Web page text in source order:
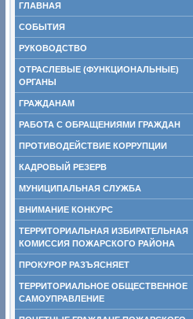
ГЛАВНАЯ
СОБЫТИЯ
РУКОВОДСТВО
ОТРАСЛЕВЫЕ (ФУНКЦИОНАЛЬНЫЕ)
ОРГАНЫ
ГРАЖДАНАМ
РАБОТА С ОБРАЩЕНИЯМИ ГРАЖДАН
ПРОТИВОДЕЙСТВИЕ КОРРУПЦИИ
КАДРОВЫЙ РЕЗЕРВ
МУНИЦИПАЛЬНАЯ СЛУЖБА
ВНИМАНИЕ КОНКУРС
ТЕРРИТОРИАЛЬНАЯ ИЗБИРАТЕЛЬНАЯ
КОМИССИЯ ПОЖАРСКОГО РАЙОНА
ПРОКУРОР РАЗЪЯСНЯЕТ
ТЕРРИТОРИАЛЬНОЕ ОБЩЕСТВЕННОЕ
САМОУПРАВЛЕНИЕ